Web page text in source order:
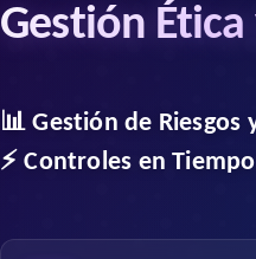
Gestión
📊 Gestión de Riesgos
⚡ Controles en